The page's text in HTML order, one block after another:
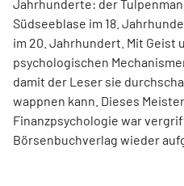
Jahrhunderte: der
Südseeblase im 18.
im 20. Jahrhundert. Mit Geist
psychologischen
damit der Leser sie
wappnen kann. Dieses
Finanzpsychologie war
Börsenbuchverlag wieder